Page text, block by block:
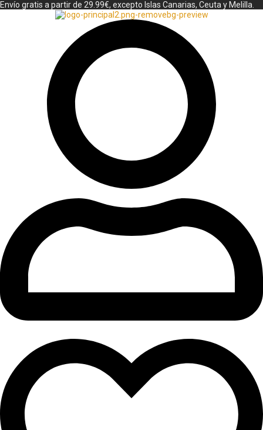
Envío gratis a partir de 29.99€, excepto Islas Canarias, Ceuta y Melilla.